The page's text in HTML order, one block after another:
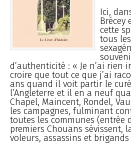
Ici,
Brécey
cette
tous
d’authenticité : « Je n’ai rien
croire que tout ce que j’ai
ans quand il voit partir le
l’Angleterre et il en a neuf
Chapel, Maincent, Rondel,
les campagnes, fulminant
toutes les communes (entrée
premiers Chouans sévissent,
voleurs, assassins et